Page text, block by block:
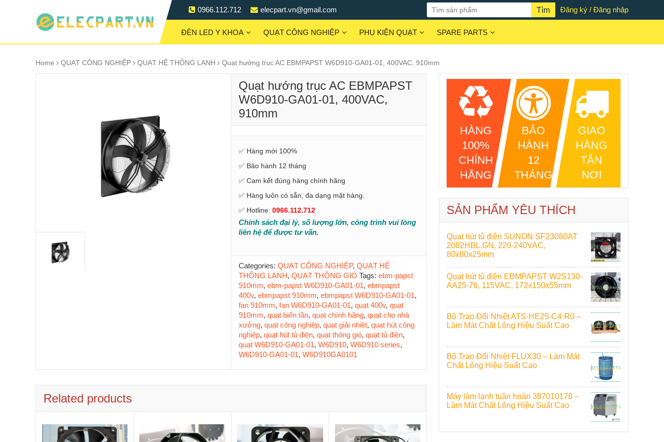
0966.112.712 elecpart.vn@gmail.com Đăng ký / Đăng nhập
ĐÈN LED Y KHOA QUẠT CÔNG NGHIỆP PHỤ KIỆN QUẠT SPARE PARTS
Home QUẠT CÔNG NGHIỆP QUẠT HỆ THỐNG LẠNH Quạt hướng trục AC EBMPAPST W6D910-GA01-01, 400VAC, 910mm
Quạt hướng trục AC EBMPAPST
W6D910-GA01-01, 400VAC,
910mm
✅ Hàng mới 100%
✅ Bảo hành 12 tháng
✅ Cam kết đúng hàng chính hãng
✅ Hàng luôn có sẵn, đa dạng mặt hàng.
✅ Hotline: 0966.112.712
Chính sách đại lý, số lượng lớn, công trình vui lòng
liên hệ để được tư vấn.
Categories: QUẠT CÔNG NGHIỆP, QUẠT HỆ
THỐNG LẠNH, QUẠT THÔNG GIÓ Tags: ebm-papst
910mm, ebm-papst W6D910-GA01-01, ebmpapst
400v, ebmpapst 910mm, ebmpapst W6D910-GA01-01,
fan 910mm, fan W6D910-GA01-01, quạt 400v, quạt
910mm, quạt biến tần, quạt chính hãng, quạt cho nhà
xưởng, quạt công nghiệp, quạt giải nhiệt, quạt hút công
nghiệp, quạt hút tủ điện, quạt thông gió, quạt tủ điện,
quạt W6D910-GA01-01, W6D910, W6D910 series,
W6D910-GA01-01, W6D910GA0101
Related products
HÀNG
100%
CHÍNH
HÃNG
BẢO
HÀNH
12
THÁNG
GIAO
HÀNG
TẬN
NƠI
SẢN PHẨM YÊU THÍCH
Quạt hút tủ điện SUNON SF23080AT
2082HBL.GN, 220-240VAC,
80x80x25mm
Quạt hút tủ điện EBMPAPST W2S130-
AA25-76, 115VAC, 172x150x55mm
Bộ Trao Đổi Nhiệt ATS-HE25-C4-R0 –
Làm Mát Chất Lỏng Hiệu Suất Cao
Bộ Trao Đổi Nhiệt FLUX30 – Làm Mát
Chất Lỏng Hiệu Suất Cao
Máy làm lạnh tuần hoàn 387010178 –
Làm Mát Chất Lỏng Hiệu Suất Cao